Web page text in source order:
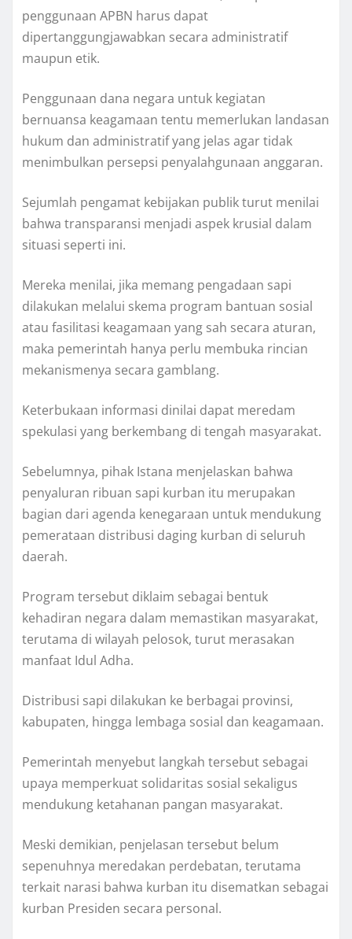
penggunaan APBN harus dapat
dipertanggungjawabkan secara administratif
maupun etik.
Penggunaan dana negara untuk kegiatan
bernuansa keagamaan tentu memerlukan landasan
hukum dan administratif yang jelas agar tidak
menimbulkan persepsi penyalahgunaan anggaran.
Sejumlah pengamat kebijakan publik turut menilai
bahwa transparansi menjadi aspek krusial dalam
situasi seperti ini.
Mereka menilai, jika memang pengadaan sapi
dilakukan melalui skema program bantuan sosial
atau fasilitasi keagamaan yang sah secara aturan,
maka pemerintah hanya perlu membuka rincian
mekanismenya secara gamblang.
Keterbukaan informasi dinilai dapat meredam
spekulasi yang berkembang di tengah masyarakat.
Sebelumnya, pihak Istana menjelaskan bahwa
penyaluran ribuan sapi kurban itu merupakan
bagian dari agenda kenegaraan untuk mendukung
pemerataan distribusi daging kurban di seluruh
daerah.
Program tersebut diklaim sebagai bentuk
kehadiran negara dalam memastikan masyarakat,
terutama di wilayah pelosok, turut merasakan
manfaat Idul Adha.
Distribusi sapi dilakukan ke berbagai provinsi,
kabupaten, hingga lembaga sosial dan keagamaan.
Pemerintah menyebut langkah tersebut sebagai
upaya memperkuat solidaritas sosial sekaligus
mendukung ketahanan pangan masyarakat.
Meski demikian, penjelasan tersebut belum
sepenuhnya meredakan perdebatan, terutama
terkait narasi bahwa kurban itu disematkan sebagai
kurban Presiden secara personal.